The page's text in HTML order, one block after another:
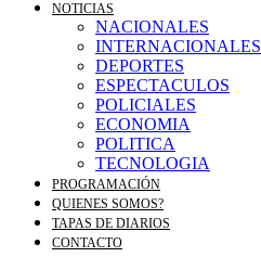
NOTICIAS
NACIONALES
INTERNACIONALES
DEPORTES
ESPECTACULOS
POLICIALES
ECONOMIA
POLITICA
TECNOLOGIA
PROGRAMACIÓN
QUIENES SOMOS?
TAPAS DE DIARIOS
CONTACTO